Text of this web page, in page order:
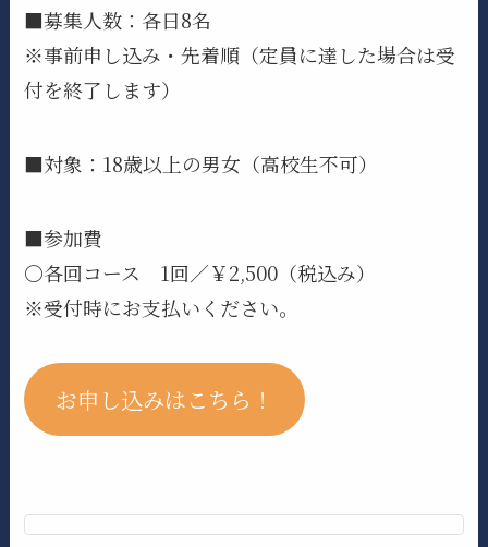
■募集人数：各日8名
※事前申し込み・先着順（定員に達した場合は受
付を終了します）
■対象：18歳以上の男女（高校生不可）
■参加費
〇各回コース 1回／￥2,500（税込み）
※受付時にお支払いください。
お申し込みはこちら！